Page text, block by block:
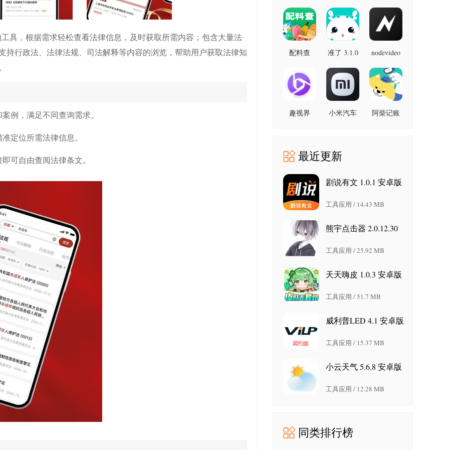
具，根据需求轻松查看法律信息，及时获取所需内容；包含大量法
持行政法、法律法规、司法解释等内容的浏览，帮助用户获取法律知
例，满足不同查询需求。
定位所需法律信息。
可自由查阅法律条文。
5.16.0.10
最新版
最新版
配料查
版
准了 3.1.0
nodevideo
版
趣视界
小米汽车
阿柴记账
最近更新
剧说有文 1.0.1 安卓版
工具应用 / 14.43 MB
熊宇点击器 2.0.12.30
工具应用 / 25.92 MB
天天嗨皮 1.0.3 安卓版
工具应用 / 51.7 MB
威利普LED 4.1 安卓版
工具应用 / 15.37 MB
小云天气 5.6.8 安卓版
工具应用 / 12.28 MB
同类排行榜